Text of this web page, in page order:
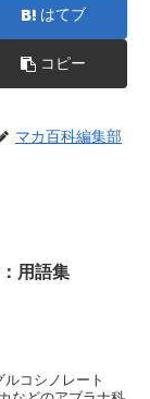
はてブ
コピー
マカ百科編集部
用語集
コシノレート